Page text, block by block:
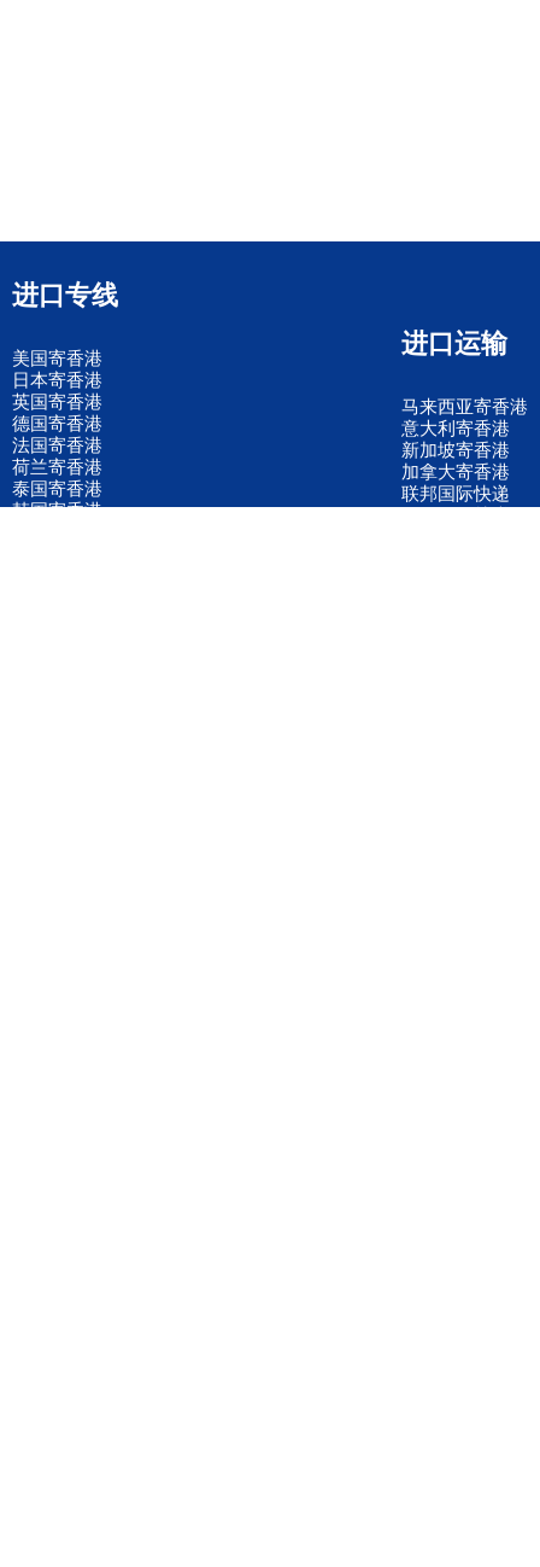
进口专线
美国寄香港
日本寄香港
英国寄香港
德国寄香港
法国寄香港
荷兰寄香港
泰国寄香港
韩国寄香港
进口运输
马来西亚寄香港
意大利寄香港
新加坡寄香港
加拿大寄香港
联邦国际快递
UPS国际快递